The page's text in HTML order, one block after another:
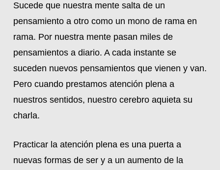
Sucede que nuestra mente salta de un
pensamiento a otro como un mono de rama en
rama. Por nuestra mente pasan miles de
pensamientos a diario. A cada instante se
suceden nuevos pensamientos que vienen y van.
Pero cuando prestamos atención plena a
nuestros sentidos, nuestro cerebro aquieta su
charla.
Practicar la atención plena es una puerta a
nuevas formas de ser y a un aumento de la